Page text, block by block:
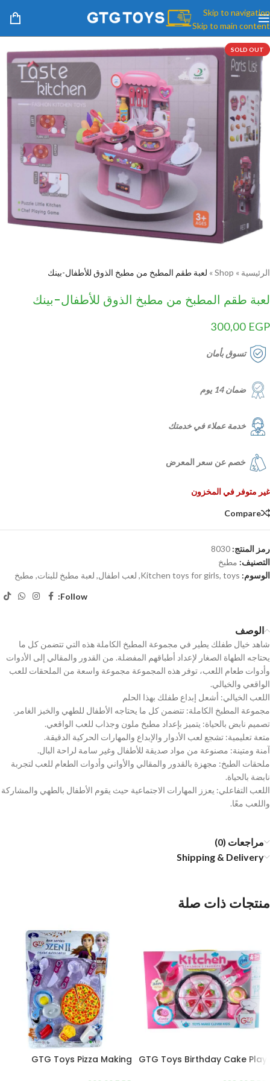
Skip to navigation
Skip to main content
SOLD OUT
الرئيسية »
Shop
» لعبة طقم المطبخ من مطبخ الذوق للأطفال-بينك
لعبة طقم المطبخ من مطبخ الذوق للأطفال-بينك
300,00 EGP
تسوق بأمان
ضمان 14 يوم
خدمة عملاء في خدمتك
خصم عن سعر المعرض
غير متوفر في المخزون
Compare
رمز المنتج: 8030
التصنيف: مطبخ
الوسوم:
Kitchen toys for girls, toys
, لعب اطفال, لعبة مطبخ للبنات, مطبخ
Follow:
الوصف
شاهد خيال طفلك يطير في مجموعة المطبخ الكاملة هذه التي تتضمن كل ما
يحتاجه الطهاة الصغار لإعداد أطباقهم المفضلة. من القدور والمقالي إلى الأدوات
وأدوات طعام اللعب، توفر هذه المجموعة مجموعة واسعة من الملحقات للعب
الواقعي والخيالي.
اللعب الخيالي: أشعل إبداع طفلك بهذا الحلم
مجموعة المطبخ الكاملة: تتضمن كل ما يحتاجه الأطفال للطهي والخبز الغامر.
تصميم نابض بالحياة: يتميز بإعداد مطبخ ملون وجذاب للعب الواقعي.
متعة تعليمية: تشجع لعب الأدوار والإبداع والمهارات الحركية الدقيقة.
آمنة ومتينة: مصنوعة من مواد صديقة للأطفال وغير سامة لراحة البال.
ملحقات الطبخ: مجهزة بالقدور والمقالي والأواني وأدوات الطعام للعب لتجربة
نابضة بالحياة.
اللعب التفاعلي: يعزز المهارات الاجتماعية حيث يقوم الأطفال بالطهي والمشاركة
واللعب معًا.
مراجعات (0)
Shipping & Delivery
منتجات ذات صلة
GTG Toys Birthday Cake Play
GTG Toys Pizza Making